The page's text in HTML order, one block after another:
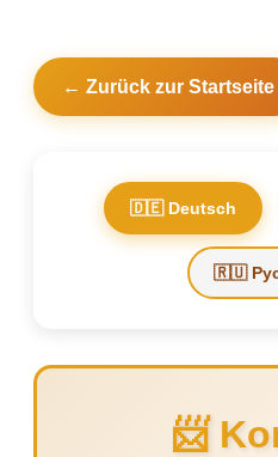
← Zurück zur Startseite
🇩🇪 Deutsch
🇷🇺
📨